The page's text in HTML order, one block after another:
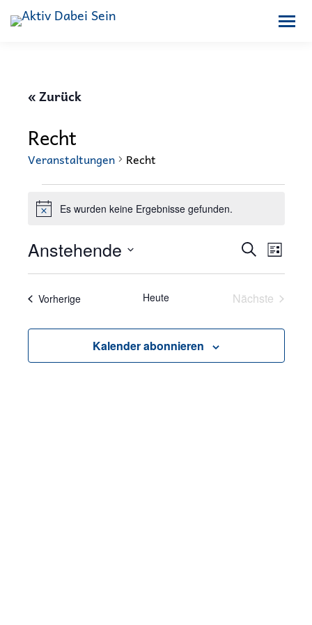
« Zurück
Recht
Veranstaltungen Recht
Veranstaltungen
HinweisEs wurden keine Ergebnisse gefunden.
Suche
und
SucheListe
Anstehende
Datum
wählen.
VorherigeVeranstaltungenHeute
Nächste
Kalender abonnieren